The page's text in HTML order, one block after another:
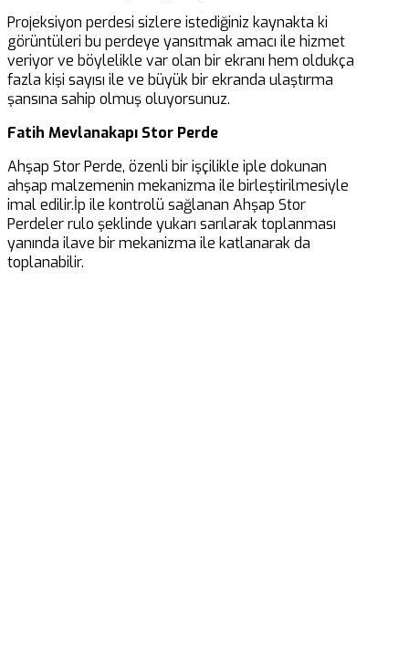
Projeksiyon perdesi sizlere istediğiniz kaynakta ki
görüntüleri bu perdeye yansıtmak amacı ile hizmet
veriyor ve böylelikle var olan bir ekranı hem oldukça
fazla kişi sayısı ile ve büyük bir ekranda ulaştırma
şansına sahip olmuş oluyorsunuz.
Fatih Mevlanakapı Stor Perde
Ahşap Stor Perde, özenli bir işçilikle iple dokunan
ahşap malzemenin mekanizma ile birleştirilmesiyle
imal edilir.İp ile kontrolü sağlanan Ahşap Stor
Perdeler rulo şeklinde yukarı sarılarak toplanması
yanında ilave bir mekanizma ile katlanarak da
toplanabilir.